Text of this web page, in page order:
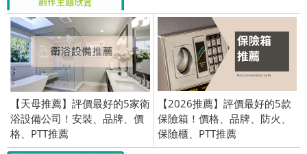
【天母推薦】評價最好的5家衛
浴設備公司！安裝、品牌、價
格、PTT推薦
【2026推薦】評價最好的5款
保險箱！價格、品牌、防火、
保險櫃、PTT推薦